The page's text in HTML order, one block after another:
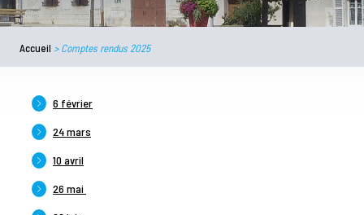
Accueil >Comptes rendus 2025
6 février
24 mars
10 avril
26 mai